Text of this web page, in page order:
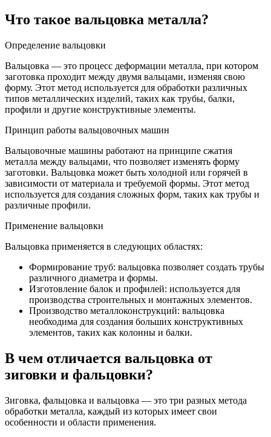
Что такое вальцовка металла?
Определение вальцовки
Вальцовка — это процесс деформации металла, при котором
заготовка проходит между двумя вальцами, изменяя свою
форму. Этот метод используется для обработки различных
типов металлических изделий, таких как трубы, балки,
профили и другие конструктивные элементы.
Принцип работы вальцовочных машин
Вальцовочные машины работают на принципе сжатия
металла между вальцами, что позволяет изменять форму
заготовки. Вальцовка может быть холодной или горячей в
зависимости от материала и требуемой формы. Этот метод
используется для создания сложных форм, таких как трубы и
различные профили.
Применение вальцовки
Вальцовка применяется в следующих областях:
Формирование труб: вальцовка позволяет создать трубы
различного диаметра и формы.
Изготовление балок и профилей: используется для
производства строительных и монтажных элементов.
Производство металлоконструкций: вальцовка
необходима для создания больших конструктивных
элементов, таких как колонны и балки.
В чем отличается вальцовка от
зиговки и фальцовки?
Зиговка, фальцовка и вальцовка — это три разных метода
обработки металла, каждый из которых имеет свои
особенности и области применения.